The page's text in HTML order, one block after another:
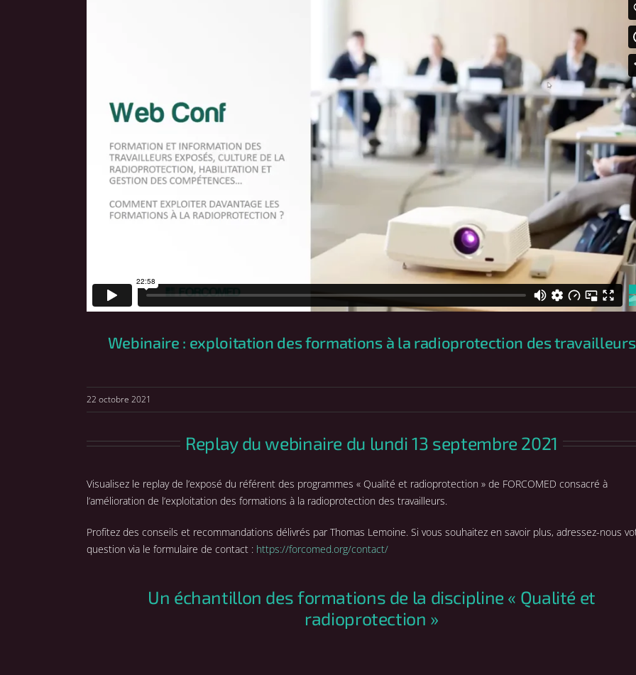
Webinaire : exploitation des formations à la radioprotection des travailleurs
22 octobre 2021
Replay du webinaire du lundi 13 septembre 2021
Visualisez le replay de l’exposé du référent des programmes « Qualité et radioprotection » de FORCOMED consacré à
l’amélioration de l’exploitation des formations à la radioprotection des travailleurs.
Profitez des conseils et recommandations délivrés par Thomas Lemoine. Si vous souhaitez en savoir plus, adressez-nous
question via le formulaire de contact : https://forcomed.org/contact/
Un échantillon des formations de la discipline « Qualité et
radioprotection »